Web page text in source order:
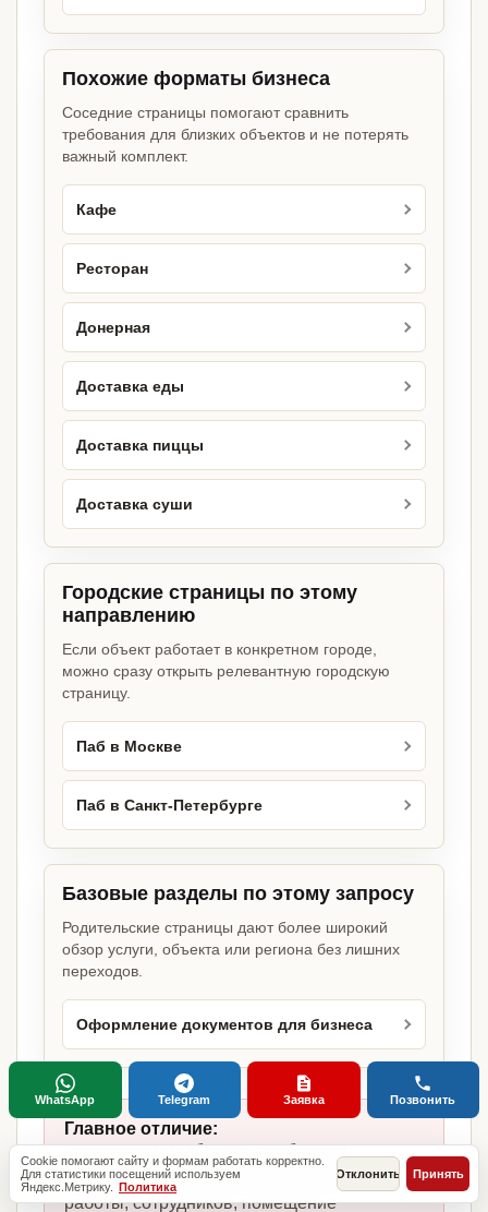
Похожие форматы бизнеса
Соседние страницы помогают сравнить
требования для близких объектов и не потерять
важный комплект.
Кафе
Ресторан
Донерная
Доставка еды
Доставка пиццы
Доставка суши
Городские страницы по этому
направлению
Если объект работает в конкретном городе,
можно сразу открыть релевантную городскую
страницу.
Паб в Москве
Паб в Санкт-Петербурге
Базовые разделы по этому запросу
Родительские страницы дают более широкий
обзор услуги, объекта или региона без лишних
переходов.
Оформление документов для бизнеса
Главное отличие:
не копируем шаблоны, а собираем
комплект под паб, фактическую модель
работы, сотрудников, помещение
Cookie помогают сайту и формам работать корректно.
Для статистики посещений используем
Яндекс.Метрику. Политика
Отклонить Принять
WhatsApp Telegram Заявка Позвонить